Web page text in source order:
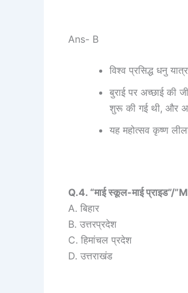
Ans- B
विश्व प्रसिद्ध धनु
बुराई पर अच्छाई
शुरू की गई थी, और
यह महोत्सव कृष्ण
Q.4. “माई स्कूल-माई प्राइड”/
A. बिहार
B. उत्तरप्रदेश
C. हिमांचल प्रदेश
D. उत्तराखंड